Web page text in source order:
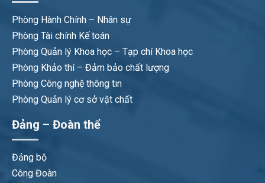
Phòng Hành Chính – Nhân sự
Phòng Tài chính Kế toán
Phòng Quản lý Khoa học – Tạp chí Khoa học
Phòng Khảo thí – Đảm bảo chất lượng
Phòng Công nghệ thông tin
Phòng Quản lý cơ sở vật chất
Đảng – Đoàn thể
Đảng bộ
Công Đoàn